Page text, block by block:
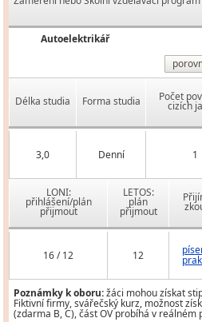
Autoelektrikář
Délka studia Forma studia Počet
cizích
3,0 Denní 1
LONI:
přihlášení/plán
přijmout
LETOS:
plán
přijmout
16 / 12 12
Poznámky k oboru:žáci mohou získat
Fiktivní firmy, svářečský kurz, možnost
(zdarma B, C), část OV probíhá v